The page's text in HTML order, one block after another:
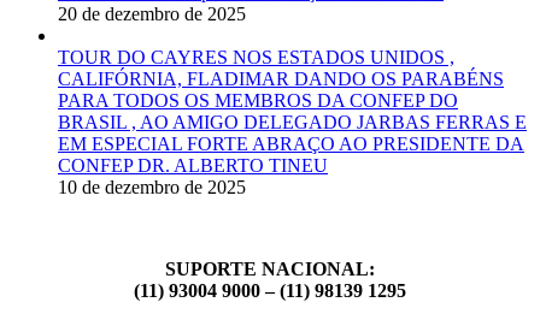
20 de dezembro de 2025
TOUR DO CAYRES NOS ESTADOS UNIDOS ,
CALIFÓRNIA, FLADIMAR DANDO OS PARABÉNS
PARA TODOS OS MEMBROS DA CONFEP DO
BRASIL , AO AMIGO DELEGADO JARBAS FERRAS E
EM ESPECIAL FORTE ABRAÇO AO PRESIDENTE DA
CONFEP DR. ALBERTO TINEU
10 de dezembro de 2025
SUPORTE NACIONAL:
(11) 93004 9000 – (11) 98139 1295